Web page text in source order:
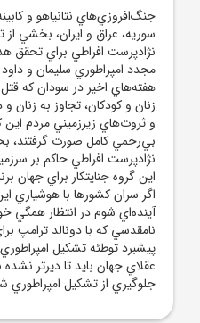
جنگ‌افروزي‌هاي نتانياهو و
سوريه، عراق و ايران، بخشي
نژادپرست افراطي براي تحقق
مجدد امپراطوري سليمان و
هفته‌هاي اخير در سودان که
زنان و کودکان، تجاوز به زنان
و ثروت‌هاي زيرزميني مردم
بي‌رحمي کامل صورت گرفتند،
نژادپرست افراطي حاکم بر
اين گروه جنايتکار براي جهان
اگر سران کشورها با هوشياري
آينده‌اي شوم در انتظار همگي
نامقدسي که با دونالد ترامپ
پيشبرد توطئه تشکيل
عقلاي جهان بايد تا ديرتر
جلوگيري از تشکيل امپراطوري